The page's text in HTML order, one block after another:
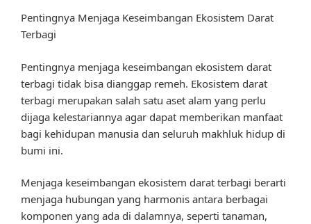
Pentingnya Menjaga Keseimbangan Ekosistem Darat
Terbagi
Pentingnya menjaga keseimbangan ekosistem darat
terbagi tidak bisa dianggap remeh. Ekosistem darat
terbagi merupakan salah satu aset alam yang perlu
dijaga kelestariannya agar dapat memberikan manfaat
bagi kehidupan manusia dan seluruh makhluk hidup di
bumi ini.
Menjaga keseimbangan ekosistem darat terbagi berarti
menjaga hubungan yang harmonis antara berbagai
komponen yang ada di dalamnya, seperti tanaman,